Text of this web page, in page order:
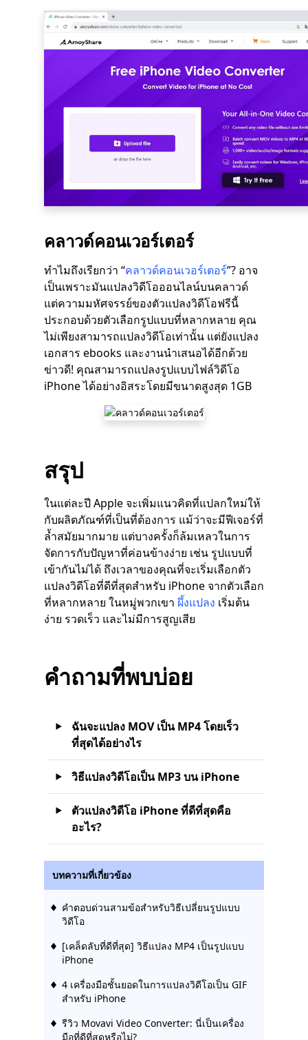
คลาวด์คอนเวอร์เตอร์
ทำไมถึงเรียกว่า “คลาวด์คอนเวอร์เตอร์”? อาจ
เป็นเพราะมันแปลงวิดีโอออนไลน์บนคลาวด์
แต่ความมหัศจรรย์ของตัวแปลงวิดีโอฟรีนี้
ประกอบด้วยตัวเลือกรูปแบบที่หลากหลาย คุณ
ไม่เพียงสามารถแปลงวิดีโอเท่านั้น แต่ยังแปลง
เอกสาร ebooks และงานนำเสนอได้อีกด้วย
ข่าวดี! คุณสามารถแปลงรูปแบบไฟล์วิดีโอ
iPhone ได้อย่างอิสระโดยมีขนาดสูงสุด 1GB
สรุป
ในแต่ละปี Apple จะเพิ่มแนวคิดที่แปลกใหม่ให้
กับผลิตภัณฑ์ที่เป็นที่ต้องการ แม้ว่าจะมีฟีเจอร์ที่
ล้ำสมัยมากมาย แต่บางครั้งก็ล้มเหลวในการ
จัดการกับปัญหาที่ค่อนข้างง่าย เช่น รูปแบบที่
เข้ากันไม่ได้ ถึงเวลาของคุณที่จะเริ่มเลือกตัว
แปลงวิดีโอที่ดีที่สุดสำหรับ iPhone จากตัวเลือก
ที่หลากหลาย ในหมู่พวกเขา ผึ้งแปลง เริ่มต้น
ง่าย รวดเร็ว และไม่มีการสูญเสีย
คำถามที่พบบ่อย
ฉันจะแปลง MOV เป็น MP4 โดยเร็ว
ที่สุดได้อย่างไร
วิธีแปลงวิดีโอเป็น MP3 บน iPhone
ตัวแปลงวิดีโอ iPhone ที่ดีที่สุดคือ
อะไร?
บทความที่เกี่ยวข้อง
คำตอบด่วนสามข้อสำหรับวิธีเปลี่ยนรูปแบบ
วิดีโอ
[เคล็ดลับที่ดีที่สุด] วิธีแปลง MP4 เป็นรูปแบบ
iPhone
4 เครื่องมือชั้นยอดในการแปลงวิดีโอเป็น GIF
สำหรับ iPhone
รีวิว Movavi Video Converter: นี่เป็นเครื่อง
มือที่ดีที่สุดหรือไม่?